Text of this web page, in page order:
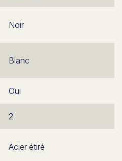
Noir
Blanc
Oui
2
Acier étiré